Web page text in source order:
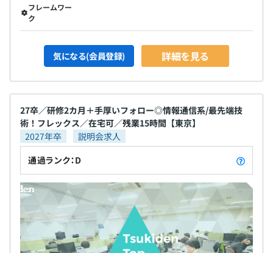
フレームワー
ク
気になる(会員登録) 詳細を見る
27卒／研修2カ月＋手厚いフォロー◎情報通信系/最先端技
術！フレックス／在宅可／残業15時間【東京】
2027年卒
説明会求人
通過ランク：D